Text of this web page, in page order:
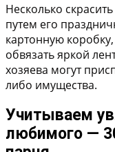
Несколько
путем его
картонную
обвязать яркой
хозяева могут
либо имущества.
Учитываем
любимого —